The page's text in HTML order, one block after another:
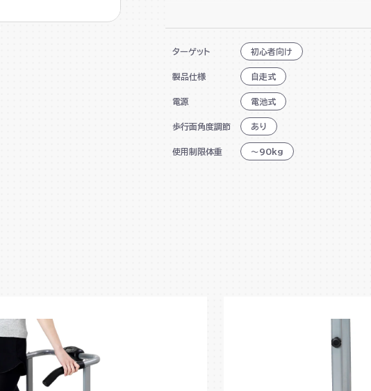
コンパクトに折り畳み可能
電気代不要で連続使用時間に制限
移動用キャスター付
ターゲット 初心者向け
製品仕様 自走式
電源 電池式
歩行面角度調節 あり
使用制限体重 ～90kg